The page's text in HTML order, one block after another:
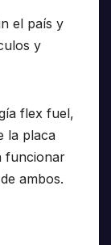
el país y
y
flex fuel,
la placa
funcionar
ambos.